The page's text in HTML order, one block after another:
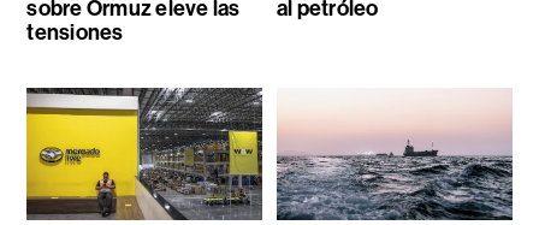
sobre Ormuz eleve las
tensiones
al petróleo